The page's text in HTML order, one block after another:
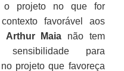
o projeto no que for
favorável aos
Arthur Maia não tem
sensibilidade para
projeto que favoreça